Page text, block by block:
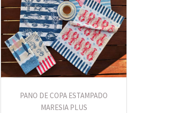
PANO DE COPA ESTAMPADO
MARESIA PLUS